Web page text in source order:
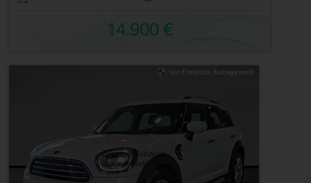
14.900 €